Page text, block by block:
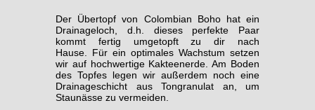
Der Übertopf von Colombian Boho hat ein
Drainageloch, d.h. dieses perfekte Paar
kommt fertig umgetopft zu dir nach
Hause. Für ein optimales Wachstum setzen
wir auf hochwertige Kakteenerde. Am Boden
des Topfes legen wir außerdem noch eine
Drainageschicht aus Tongranulat an, um
Staunässe zu vermeiden.